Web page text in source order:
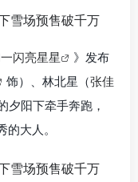
闪亮星星
》发布
饰）、林北星（张佳
夕阳下牵手奔跑，
大人。